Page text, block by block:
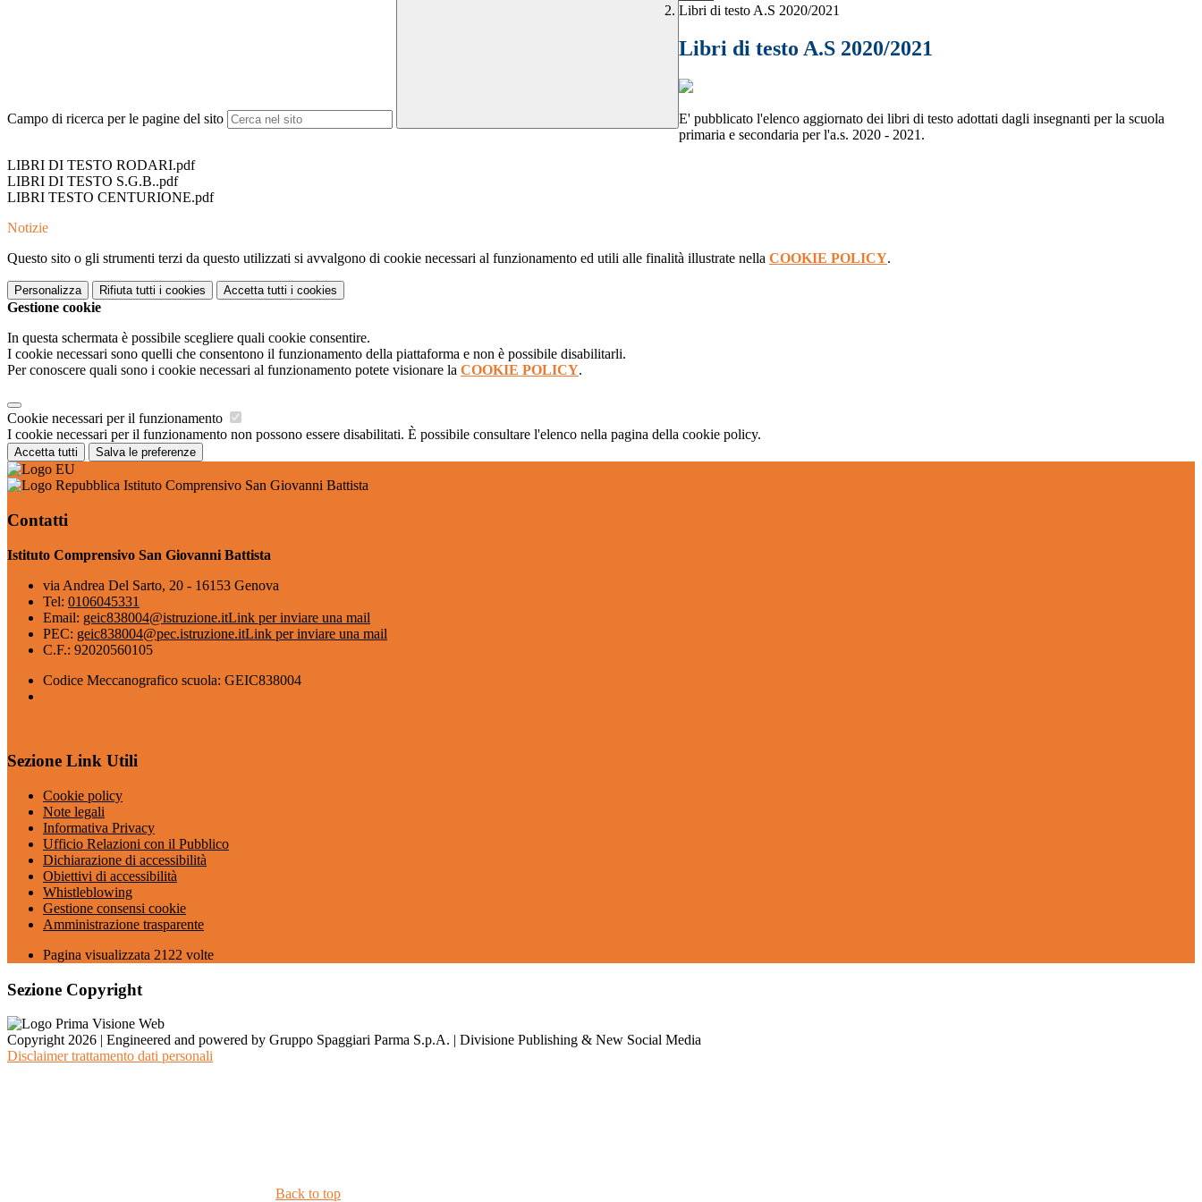
Campo di ricerca per le pagine del sito
Libri di testo A.S 2020/2021
Libri di testo A.S 2020/2021
E' pubblicato l'elenco aggiornato dei libri di testo adottati dagli insegnanti per la scuola
primaria e secondaria per l'a.s. 2020 - 2021.
LIBRI DI TESTO RODARI.pdf
LIBRI DI TESTO S.G.B..pdf
LIBRI TESTO CENTURIONE.pdf
Notizie
Questo sito o gli strumenti terzi da questo utilizzati si avvalgono di cookie necessari al funzionamento ed utili alle finalità illustrate nella COOKIE POLICY.
Personalizza Rifiuta tutti i cookies Accetta tutti i cookies
Gestione cookie
In questa schermata è possibile scegliere quali cookie consentire.
I cookie necessari sono quelli che consentono il funzionamento della piattaforma e non è possibile disabilitarli.
Per conoscere quali sono i cookie necessari al funzionamento potete visionare la COOKIE POLICY.
Cookie necessari per il funzionamento
I cookie necessari per il funzionamento non possono essere disabilitati. È possibile consultare l'elenco nella pagina della cookie policy.
Accetta tutti Salva le preferenze
Istituto Comprensivo San Giovanni Battista
Contatti
Istituto Comprensivo San Giovanni Battista
via Andrea Del Sarto, 20 - 16153 Genova
Tel: 0106045331
Email: geic838004@istruzione.itLink per inviare una mail
PEC: geic838004@pec.istruzione.itLink per inviare una mail
C.F.: 92020560105
Codice Meccanografico scuola: GEIC838004
Sezione Link Utili
Cookie policy
Note legali
Informativa Privacy
Ufficio Relazioni con il Pubblico
Dichiarazione di accessibilità
Obiettivi di accessibilità
Whistleblowing
Gestione consensi cookie
Amministrazione trasparente
Pagina visualizzata 2122 volte
Sezione Copyright
Copyright 2026 | Engineered and powered by Gruppo Spaggiari Parma S.p.A. | Divisione Publishing & New Social Media
Disclaimer trattamento dati personali
Back to top